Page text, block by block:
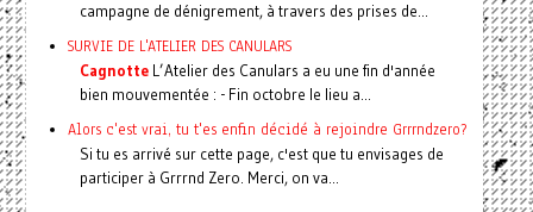
campagne de dénigrement, à travers des prises de...
SURVIE DE L'ATELIER DES CANULARS
CagnotteL’Atelier des Canulars a eu une fin d'année
bien mouvementée : - Fin octobre le lieu a...
Alors c'est vrai, tu t'es enfin décidé à rejoindre Grrrndzero?
Si tu es arrivé sur cette page, c'est que tu envisages de
participer à Grrrnd Zero. Merci, on va...